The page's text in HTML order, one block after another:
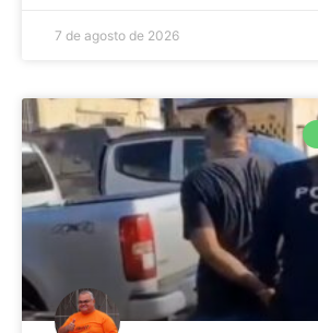
7 de agosto de 2026